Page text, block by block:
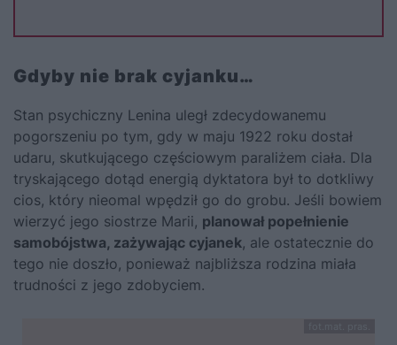
Gdyby nie brak cyjanku…
Stan psychiczny Lenina uległ zdecydowanemu
pogorszeniu po tym, gdy w maju 1922 roku dostał
udaru, skutkującego częściowym paraliżem ciała. Dla
tryskającego dotąd energią dyktatora był to dotkliwy
cios, który nieomal wpędził go do grobu. Jeśli bowiem
wierzyć jego siostrze Marii, planował popełnienie
samobójstwa, zażywając cyjanek, ale ostatecznie do
tego nie doszło, ponieważ najbliższa rodzina miała
trudności z jego zdobyciem.